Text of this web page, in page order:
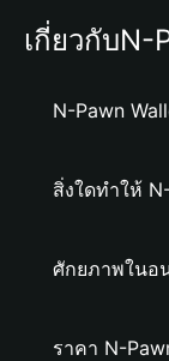
เกี่ยวกับN-
N-Pawn
สิ่งใดทำให้
ศักยภาพในอ
ราคา N-